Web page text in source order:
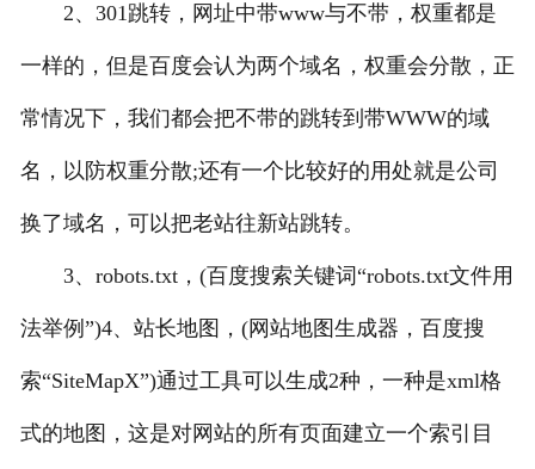
2、301跳转，网址中带www与不带，权重都是
一样的，但是百度会认为两个域名，权重会分散，正
常情况下，我们都会把不带的跳转到带WWW的域
名，以防权重分散;还有一个比较好的用处就是公司
换了域名，可以把老站往新站跳转。
3、robots.txt，(百度搜索关键词“robots.txt文件用
法举例”)4、站长地图，(网站地图生成器，百度搜
索“SiteMapX”)通过工具可以生成2种，一种是xml格
式的地图，这是对网站的所有页面建立一个索引目